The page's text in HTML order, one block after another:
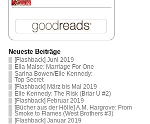
Neueste Beiträge
[Flashback] Juni 2019
Ella Maise: Marriage For One
Sarina Bowen/Elle Kennedy:
Top Secret
[Flashback] März bis Mai 2019
Elle Kennedy: The Risk (Briar U #2)
[Flashback] Februar 2019
[Bücher aus der Hölle] A.M. Hargrove: From
Smoke to Flames (West Brothers #3)
[Flashback] Januar 2019